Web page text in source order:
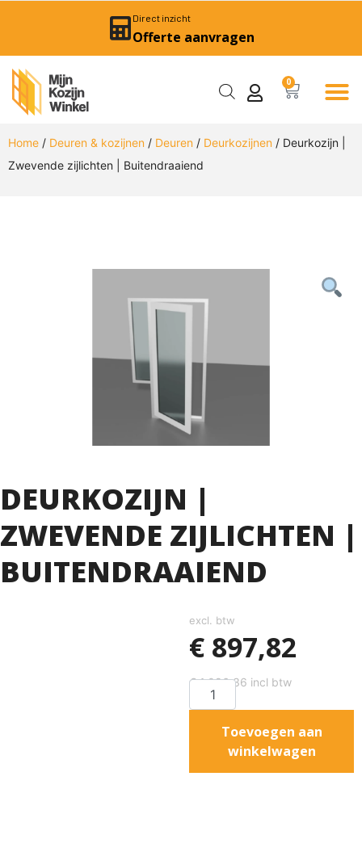
Direct inzicht
Offerte aanvragen
0
Home / Deuren & kozijnen / Deuren / Deurkozijnen / Deurkozijn |
Zwevende zijlichten | Buitendraaiend
DEURKOZIJN |
ZWEVENDE ZIJLICHTEN |
BUITENDRAAIEND
excl. btw
€ 897,82
€1,086,36 incl btw
Toevoegen aan
winkelwagen